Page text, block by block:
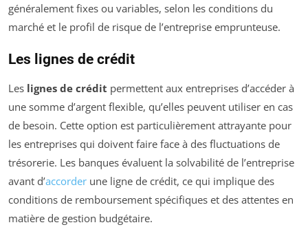
généralement fixes ou variables, selon les conditions du
marché et le profil de risque de l’entreprise emprunteuse.
Les lignes de crédit
Les lignes de crédit permettent aux entreprises d’accéder à
une somme d’argent flexible, qu’elles peuvent utiliser en cas
de besoin. Cette option est particulièrement attrayante pour
les entreprises qui doivent faire face à des fluctuations de
trésorerie. Les banques évaluent la solvabilité de l’entreprise
avant d’accorder une ligne de crédit, ce qui implique des
conditions de remboursement spécifiques et des attentes en
matière de gestion budgétaire.